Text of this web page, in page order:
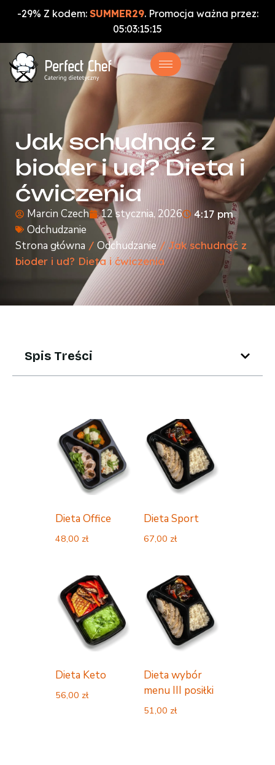
-29% Z kodem: SUMMER29. Promocja ważna przez:
05:03:15:14
Jak schudnąć z
bioder i ud? Dieta i
ćwiczenia
Marcin Czech 12 stycznia, 2026 4:17 pm
Odchudzanie
Strona główna / Odchudzanie/ Jak schudnąć z
bioder i ud? Dieta i ćwiczenia
Spis Treści
Dieta Office
48,00 zł
Dieta Sport
67,00 zł
Dieta Keto
56,00 zł
Dieta wybór
menu III posiłki
51,00 zł